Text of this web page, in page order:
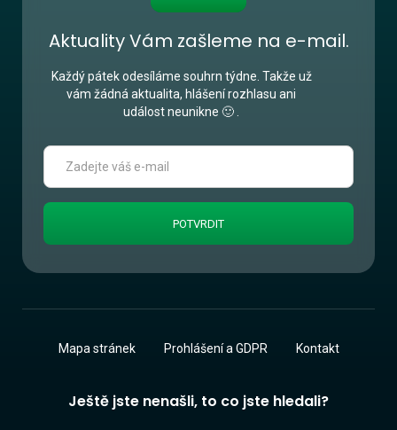
Aktuality Vám zašleme na e-mail.
Každý pátek odesíláme souhrn týdne. Takže už
vám žádná aktualita, hlášení rozhlasu ani
událost neunikne 🙂 .
Ještě jste nenašli, to co jste hledali?
Mapa stránek Prohlášení a GDPR Kontakt